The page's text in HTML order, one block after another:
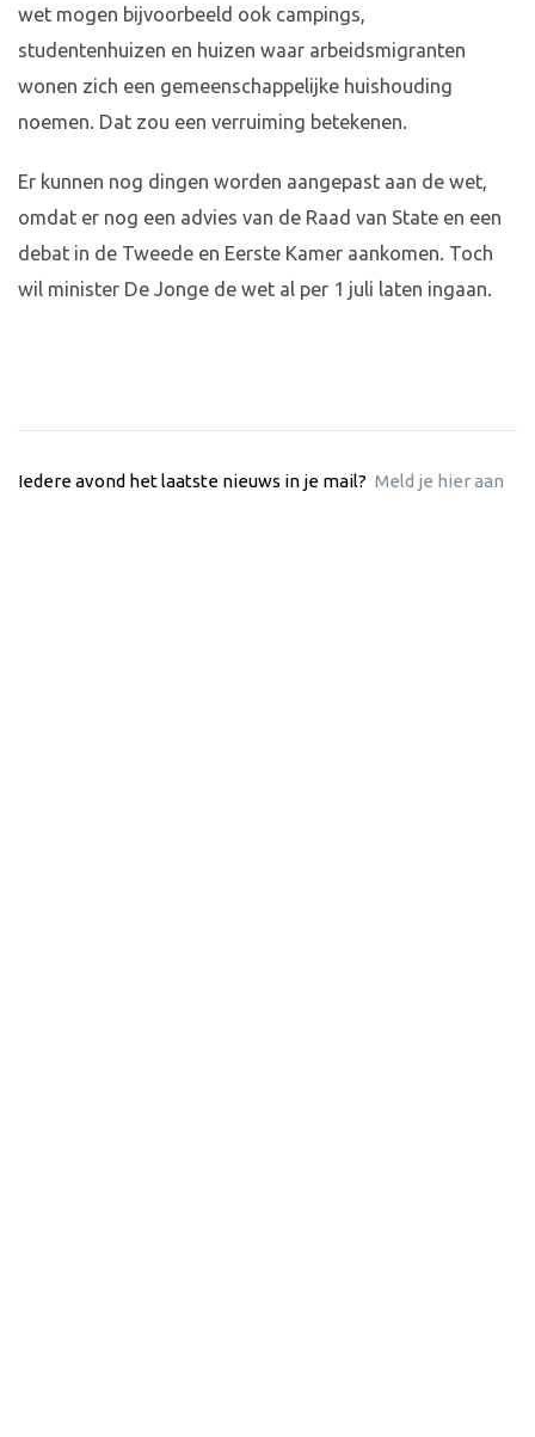
wet mogen bijvoorbeeld ook campings,
studentenhuizen en huizen waar arbeidsmigranten
wonen zich een gemeenschappelijke huishouding
noemen. Dat zou een verruiming betekenen.
Er kunnen nog dingen worden aangepast aan de wet,
omdat er nog een advies van de Raad van State en een
debat in de Tweede en Eerste Kamer aankomen. Toch
wil minister De Jonge de wet al per 1 juli laten ingaan.
Iedere avond het laatste nieuws in je mail? Meld je hier aan